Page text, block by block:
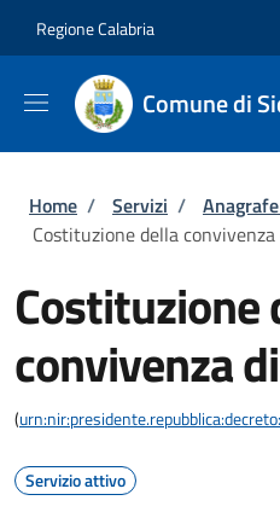
Regione Calabria
Comune di
Briciole di pane
Home / Servizi /
Costituzione della
Costituzione
convivenza
(
Servizio attivo